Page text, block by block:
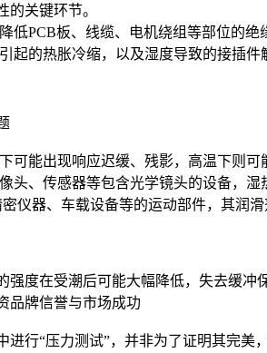
的关键环节。
低PCB板、线缆、电机绕组等部位的
起的热胀冷缩，以及湿度导致的接插
可能出现响应迟缓、残影，高温下则
头、传感器等包含光学镜头的设备，
仪器、车载设备等的运动部件，其润
强度在受潮后可能大幅降低，失去缓冲
品牌信誉与市场成功
进行“压力测试”，并非为了证明其完美